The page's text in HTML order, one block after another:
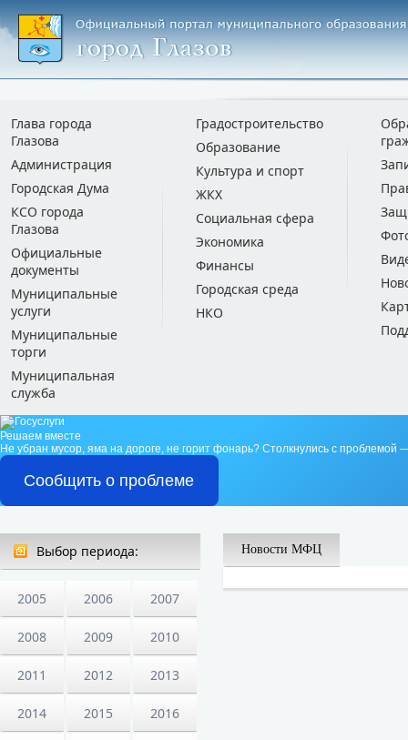
Глава города
Глазова
Администрация
Городская Дума
КСО города
Глазова
Официальные
документы
Муниципальные
услуги
Муниципальные
торги
Муниципальная
служба
Градостроительство
Образование
Культура и спорт
ЖКХ
Социальная сфера
Экономика
Финансы
Городская среда
НКО
Решаем вместе
Не убран мусор, яма на дороге, не горит фонарь? Столкнулись с проблемой
Сообщить о проблеме
Выбор периода:
2005 2006 2007
2008 2009 2010
2011 2012 2013
2014 2015 2016
Новости МФЦ